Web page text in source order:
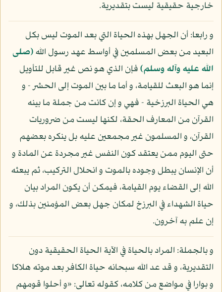
خارجية حقيقية ليست بتقديرية.
و رابعا: أن الجهل بهذه الحياة التي بعد الموت ليس بكل
البعيد من بعض المسلمين في أواسط عهد رسول الله(صلى
الله عليه وآله وسلم)فإن الذي هو نص غير قابل للتأويل
إنما هو البعث للقيامة، و أما ما بين الموت إلى الحشر - و
هي الحياة البرزخية - فهي و إن كانت من جملة ما بينه
القرآن من المعارف الحقة، لكنها ليست من ضروريات
القرآن، و المسلمون غير مجمعين عليه بل ينكره بعضهم
حتى اليوم ممن يعتقد كون النفس غير مجردة عن المادة و
أن الإنسان يبطل وجوده بالموت و انحلال التركيب، ثم يبعثه
الله إلى القضاء يوم القيامة، فيمكن أن يكون المراد بيان
حياة الشهداء في البرزخ لمكان جهل بعض المؤمنين بذلك، و
إن علم به آخرون.
و بالجملة: المراد بالحياة في الآية الحياة الحقيقية دون
التقديرية، و قد عد الله سبحانه حياة الكافر بعد موته هلاكا
و بوارا في مواضع من كلامه، كقوله تعالى: «و أحلوا قومهم